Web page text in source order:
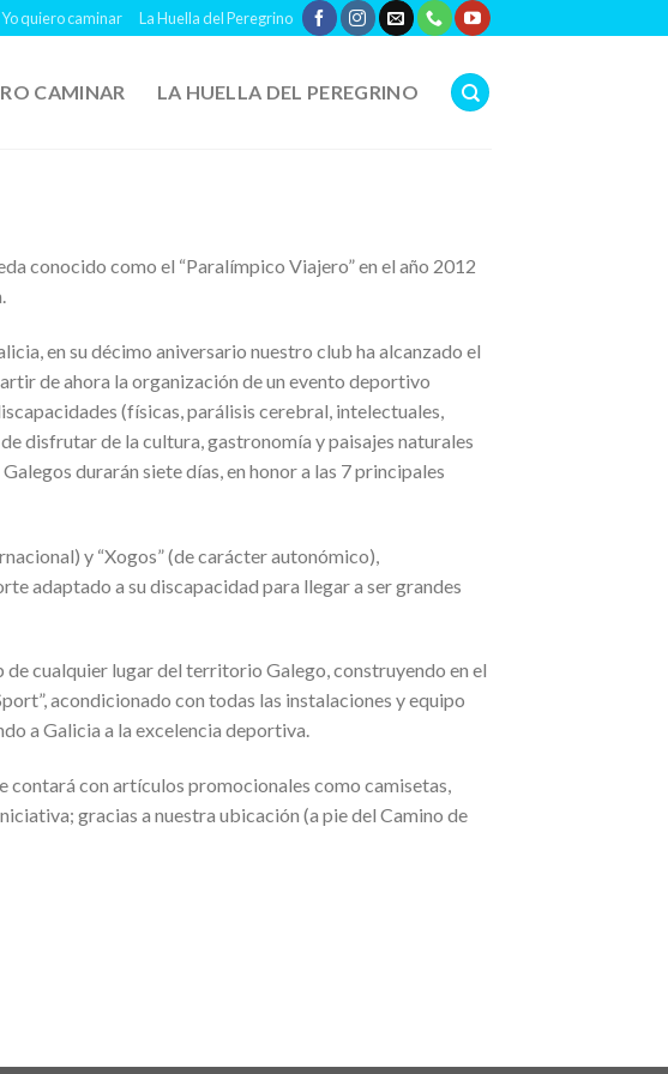
Yo quiero caminar La Huella del Peregrino
CAMINAR LA HUELLA DEL PEREGRINO
conocido como el “Paralímpico Viajero” en el año 2012
en su décimo aniversario nuestro club ha alcanzado el
de ahora la organización de un evento deportivo
(físicas, parálisis cerebral, intelectuales,
disfrutar de la cultura, gastronomía y paisajes naturales
durarán siete días, en honor a las 7 principales
y “Xogos” (de carácter autonómico),
adaptado a su discapacidad para llegar a ser grandes
de cualquier lugar del territorio Galego, construyendo en el
acondicionado con todas las instalaciones y equipo
a Galicia a la excelencia deportiva.
contará con artículos promocionales como camisetas,
gracias a nuestra ubicación (a pie del Camino de